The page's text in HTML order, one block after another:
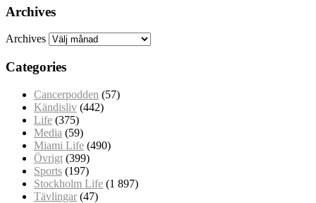
Archives
Archives
Categories
Cancerpodden (57)
Kändisliv (442)
Life (375)
Media (59)
Miami Life (490)
Övrigt (399)
Sports (197)
Stockholm Life (1 897)
Tävlingar (47)